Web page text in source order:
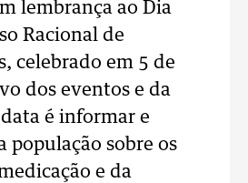
lembrança ao Dia
Racional de
celebrado em 5 de
dos eventos e da
é informar e
população sobre os
e da